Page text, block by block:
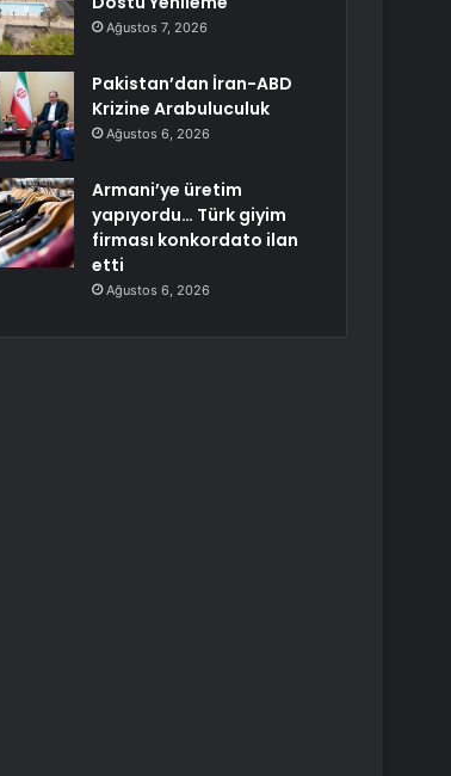
Ağustos 7, 2026
Pakistan’dan İran-ABD
Krizine Arabuluculuk
Ağustos 6, 2026
Armani’ye üretim
yapıyordu… Türk giyim
firması konkordato ilan
etti
Ağustos 6, 2026